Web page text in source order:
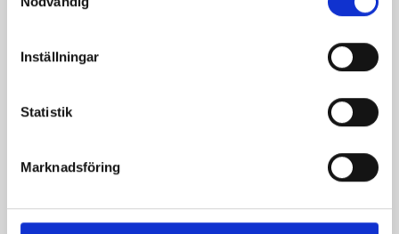
Inställningar
Statistik
Marknadsföring
Vit chokladkaka Ullas nötkladdkaka